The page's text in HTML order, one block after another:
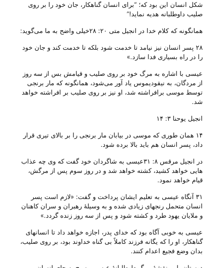
شکل انسان این بود که؛ “برای انسان گناهکار، جان خود را بر روی
صلیب داوطلبانه هدیه نماید!”
همانگونه که کلام خدا در انجیل متی ۲۰: ۲۸خیلی واضح به ما می‌‌گوید:
۲۸ پسر انسان نیز نیامد تا خدمت شود بلکه تا خدمت کند و جان خود
را در راه بسیاری فدا سازد‌‌.»
عیسی با اشاره به مرگ خود بر روی صلیب و قیامش بس از سه‌ روز
از مردگان، به نیقودیموس یاد آور می‌‌شود، همانگونه که مار برنجی
توسط موسی برافراشته شد، او نیز بر روی صلیب بر افراشته خواهد
شد.
انجیل یوحنا ۳: ۱۴
۱۴ همان طوری که موسی در بیابان مار برنجی را بر بالای تیری قرار
داد، پسر انسان هم باید بالا برده شود.
در انجیل مرقس ۸: ۳۱عیسی به شاگردان خود گفت که وی چه عذاب
هایی خواهد کشید، کشته خواهد شد و در روز سوم پس از مرگش،
قیام خواهد نمود.
۳۱ آنگاه عیسی به تعلیم ایشان پرداخت و گفت: «لازم است پسر
انسان متحمل رنجهای زیادی شده و به وسیلۀ رهبران و سران کاهنان
و ملایان یهود طرد و کشته شود و پس از سه روز زنده گردد‌‌.»
عیسی به خوبی آگاه بود که خدای پدر، اجازه خواهد داد تا انسانهای
گناهکار، او را که یگانه فرزند کاملاً بی‌ گناه خداوند بود، بر روی صلیب،
بدان وضع فجیع اعدام کنند.